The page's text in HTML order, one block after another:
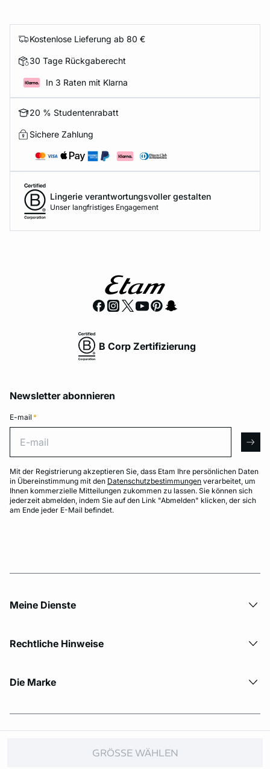
GRÖSSE WÄHLEN
Kostenlose Lieferung ab 80 €
30 Tage Rückgaberecht
In 3 Raten mit Klarna
20 % Studentenrabatt
Sichere Zahlung
Lingerie verantwortungsvoller gestalten
Unser langfristiges Engagement
B Corp Zertifizierung
Newsletter abonnieren
E-mail *
Mit der Registrierung akzeptieren Sie, dass Etam Ihre persönlichen Daten
in Übereinstimmung mit den Datenschutzbestimmungen verarbeitet, um
Ihnen kommerzielle Mitteilungen zukommen zu lassen. Sie können sich
jederzeit abmelden, indem Sie auf den Link "Abmelden" klicken, der sich
am Ende jeder E-Mail befindet.
Meine Dienste
Rechtliche Hinweise
Die Marke